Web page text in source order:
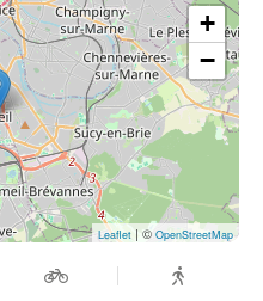
+
−
Leaflet | © OpenStreetMap